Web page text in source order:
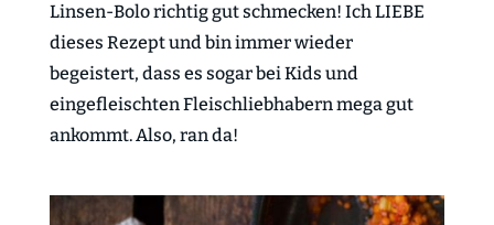
Linsen-Bolo richtig gut schmecken! Ich LIEBE
dieses Rezept und bin immer wieder
begeistert, dass es sogar bei Kids und
eingefleischten Fleischliebhabern mega gut
ankommt. Also, ran da!